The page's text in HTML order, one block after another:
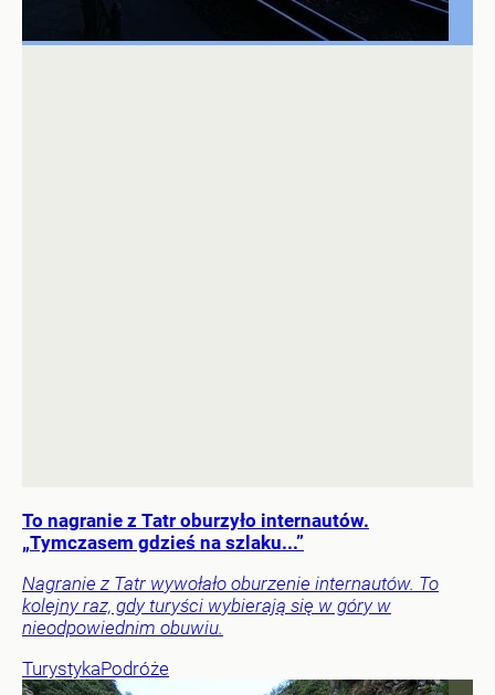
To nagranie z Tatr oburzyło internautów.
„Tymczasem gdzieś na szlaku...”
Nagranie z Tatr wywołało oburzenie internautów. To
kolejny raz, gdy turyści wybierają się w góry w
nieodpowiednim obuwiu.
TurystykaPodróże